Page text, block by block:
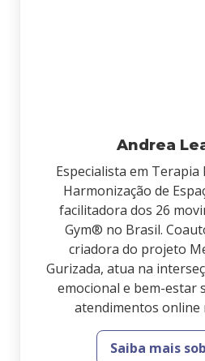
Andrea
Especialista em Terapia
Harmonização de
facilitadora dos 26
Gym® no Brasil.
criadora do projeto
Gurizada, atua na
emocional e bem-estar
atendimentos online
Saiba mais